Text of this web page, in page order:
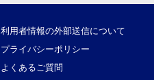
利用者情報の外部送信について
プライバシーポリシー
よくあるご質問